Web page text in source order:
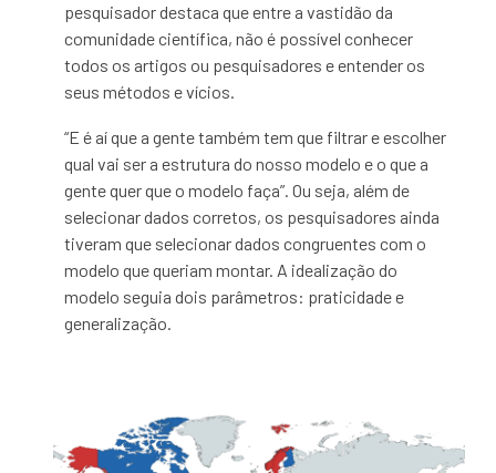
pesquisador destaca que entre a vastidão da
comunidade científica, não é possível conhecer
todos os artigos ou pesquisadores e entender os
seus métodos e vícios.
“E é aí que a gente também tem que filtrar e escolher
qual vai ser a estrutura do nosso modelo e o que a
gente quer que o modelo faça”. Ou seja, além de
selecionar dados corretos, os pesquisadores ainda
tiveram que selecionar dados congruentes com o
modelo que queriam montar. A idealização do
modelo seguia dois parâmetros: praticidade e
generalização.